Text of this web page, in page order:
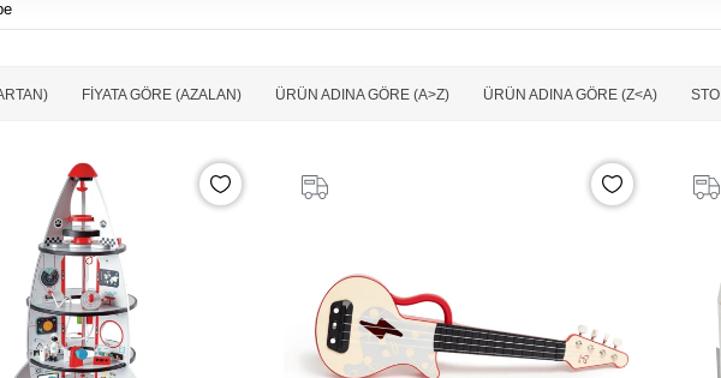
FIYATA GÖRE (AZALAN) ÜRÜN ADINA GÖRE (A>Z) ÜRÜN ADINA GÖRE (Z<A)